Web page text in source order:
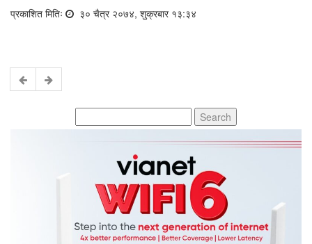
प्रकाशित मितिः ३० चैत्र २०७४, शुक्रबार १३:३४
for: